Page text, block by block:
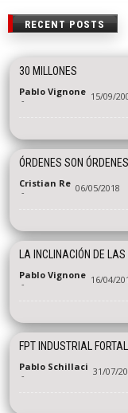
RECENT POSTS
30 MILLONES
Pablo Vignone
- 15/09/
ÓRDENES SON ÓRDENES
Cristian Re
- 06/05/2018
LA INCLINACIÓN DE
Pablo Vignone
- 16/04/
FPT INDUSTRIAL
Pablo Schillaci
- 31/07/